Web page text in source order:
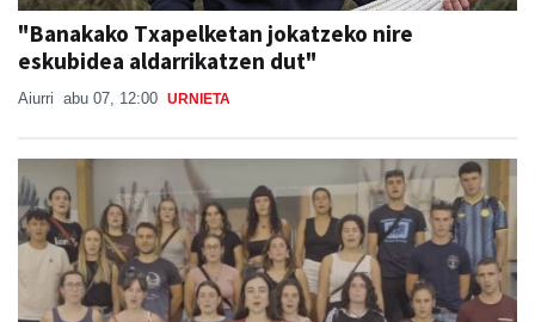
"Banakako Txapelketan jokatzeko nire
eskubidea aldarrikatzen dut"
Aiurri abu 07, 12:00 URNIETA